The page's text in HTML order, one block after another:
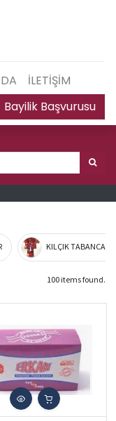
Bayilik Başvurusu
İLETİŞİM
KILÇIK TABANCA
100 items found.